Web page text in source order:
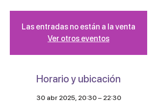
Las entradas no están a la venta
Ver otros eventos
Horario y ubicación
30 abr 2025, 20:30 – 22:30